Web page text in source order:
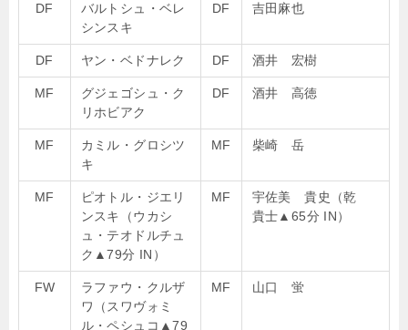
DF
バルトシュ・ベレ
シンスキ
DF 吉田麻也
DF ヤン・ベドナレク DF 酒井 宏樹
MF
グジェゴシュ・ク
リホビアク
DF 酒井 高徳
MF
カミル・グロシツ
キ
MF 柴崎 岳
MF
ピオトル・ジエリ
ンスキ（ウカシ
ュ・テオドルチュ
ク ▲79分 IN）
MF
宇佐美 貴史（乾
貴士▲ 65分 IN）
FW
ラファウ・クルザ
ワ（スワヴォミ
ル・ペシュコ ▲79
MF 山口 蛍